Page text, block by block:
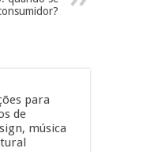
para
de
música